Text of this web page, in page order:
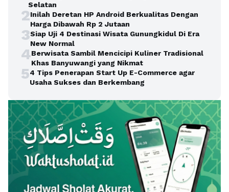
Selatan
2Inilah Deretan HP Android Berkualitas Dengan
Harga Dibawah Rp 2 Jutaan
3Siap Uji 4 Destinasi Wisata Gunungkidul Di Era
New Normal
4Berwisata Sambil Mencicipi Kuliner Tradisional
Khas Banyuwangi yang Nikmat
54 Tips Penerapan Start Up E-Commerce agar
Usaha Sukses dan Berkembang